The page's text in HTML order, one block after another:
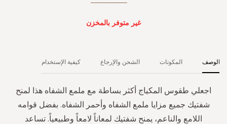
غير متوفر بالمخزن
الوصف
اجعلي طقوس المكياج أكثر بساطة مع ملمع الشفاه هذا لمنح
شفتيك جميع مزايا ملمع الشفاه وأحمر الشفاه. بفضل قوامه
اللامع والناعم، يمنح شفتيك لمعاناً لامعاً وطبيعياً. تساعد
المكونات الشحن والإرجاع كيفية الإستخدام